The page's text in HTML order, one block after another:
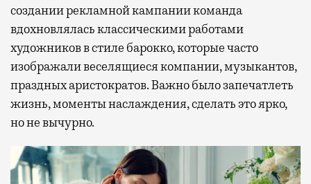
создании рекламной кампании команда
вдохновлялась классическими работами
художников в стиле барокко, которые часто
изображали веселящиеся компании, музыкантов,
праздных аристократов. Важно было запечатлеть
жизнь, моменты наслаждения, сделать это ярко,
но не вычурно.